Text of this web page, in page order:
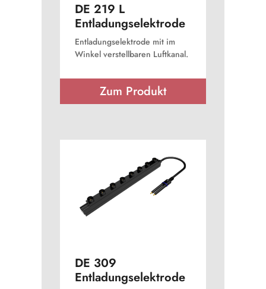
DE 219 L
Entladungselektrode
Entladungselektrode mit im
Winkel verstellbaren Luftkanal.
Zum Produkt
DE 309
Entladungselektrode